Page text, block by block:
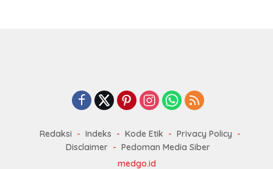
Redaksi Indeks Kode Etik
Privacy Policy
Disclaimer
Pedoman Media Siber
medgo.id